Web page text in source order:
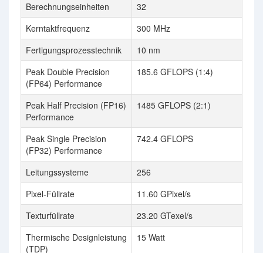
Berechnungseinheiten
32
Kerntaktfrequenz
300 MHz
Fertigungsprozesstechnik
10 nm
Peak Double Precision
(FP64) Performance
185.6 GFLOPS (1:4)
Peak Half Precision (FP16)
Performance
1485 GFLOPS (2:1)
Peak Single Precision
(FP32) Performance
742.4 GFLOPS
Leitungssysteme
256
Pixel-Füllrate
11.60 GPixel/s
Texturfüllrate
23.20 GTexel/s
Thermische Designleistung
(TDP)
15 Watt